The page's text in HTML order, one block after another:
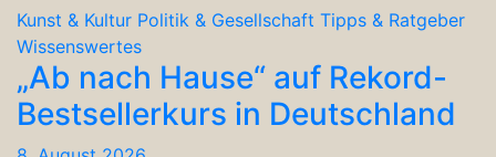
Kunst & Kultur Politik & Gesellschaft Tipps & Ratgeber
Wissenswertes
„Ab nach Hause“ auf Rekord-
Bestsellerkurs in Deutschland